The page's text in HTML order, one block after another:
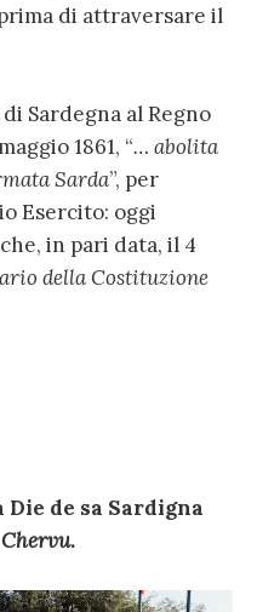
di attraversare il
Sardegna al Regno
1861, “… abolita
Sarda”, per
Esercito: oggi
in pari data, il 4
della Costituzione
Die de sa Sardigna
.